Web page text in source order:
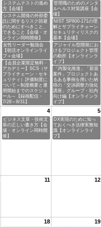
4 5
11 12
18 19
システムテストの進め
方【会場】
管理職のためのメンタ
ルヘルス対策講座【会
場】
システム開発の外部委
託に関するリスク回避
のためにすべきこと、
できること【会場・オ
ンライン同時開催】
NIST SP800-171の理
解とサプライチェーン
セキュリティリスクの
基本【会場】
女性リーダー勉強会
【朝活オンラインライ
ブ＋会場】
アジャイル型開発にお
けるプロジェクト管理
の勘所【オンラインラ
イブ】
【会員企業限定無料・
アカデミー】SCS（サ
プライチェーン・セキ
ュリティ）評価制度に
ついて～制度概要と運
用開始までのスケジュ
ール～【録画配信・
7/28～8/31】
「内製化推進」「新規
案件」プロジェクトあ
るある事例を用いた納
得の「交渉調整力強化
講座」グループ・社内
向け編【オンラインラ
イブ】
ビジネス文章・技術文
章の正しい書き方【会
場・オンライン同時開
催】
DX実現のために知っ
ておくべき法律実務知
識【オンラインライ
ブ】